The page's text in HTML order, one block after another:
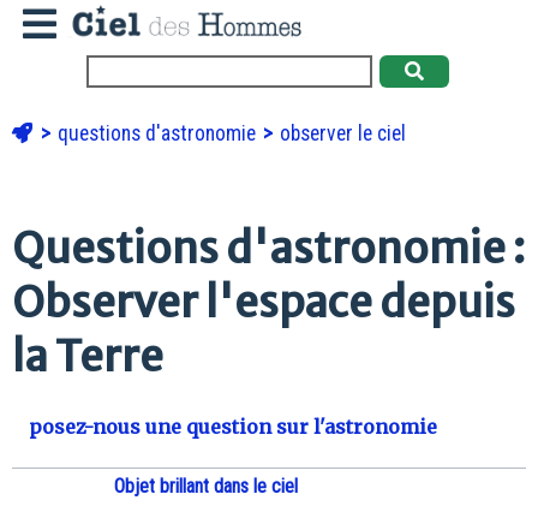
questions d'astronomie observer le ciel
Questions d'astronomie :
Observer l'espace depuis
la Terre
posez-nous une question sur l'astronomie
Objet brillant dans le ciel